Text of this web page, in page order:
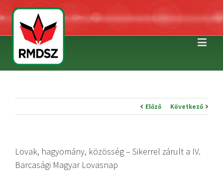
Előző Következő
Lovak, hagyomány, közösség – Sikerrel zárult a IV.
Barcasági Magyar Lovasnap